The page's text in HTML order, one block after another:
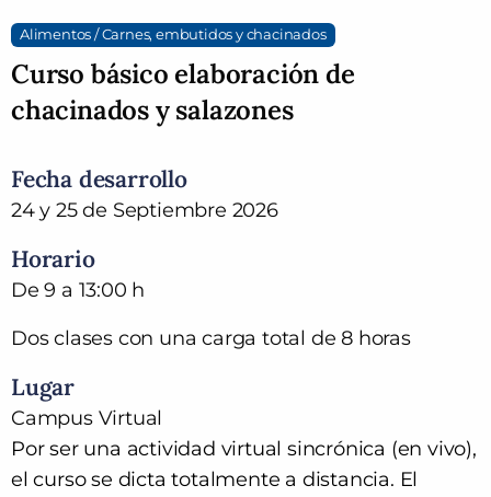
Alimentos / Carnes, embutidos y chacinados
Curso básico elaboración de
chacinados y salazones
Fecha desarrollo
24 y 25 de Septiembre 2026
Horario
De 9 a 13:00 h
Dos clases con una carga total de 8 horas
Lugar
Campus Virtual
Por ser una actividad virtual sincrónica (en vivo),
el curso se dicta totalmente a distancia. El